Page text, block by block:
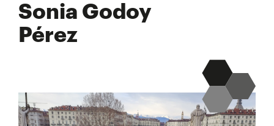
Sonia Godoy
Pérez